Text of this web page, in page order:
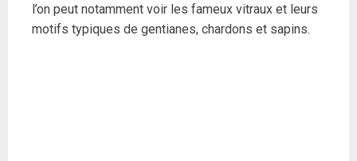
l’on peut notamment voir les fameux vitraux et leurs
motifs typiques de gentianes, chardons et sapins.